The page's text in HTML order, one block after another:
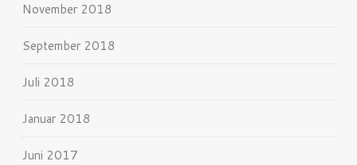
November 2018
September 2018
Juli 2018
Januar 2018
Juni 2017